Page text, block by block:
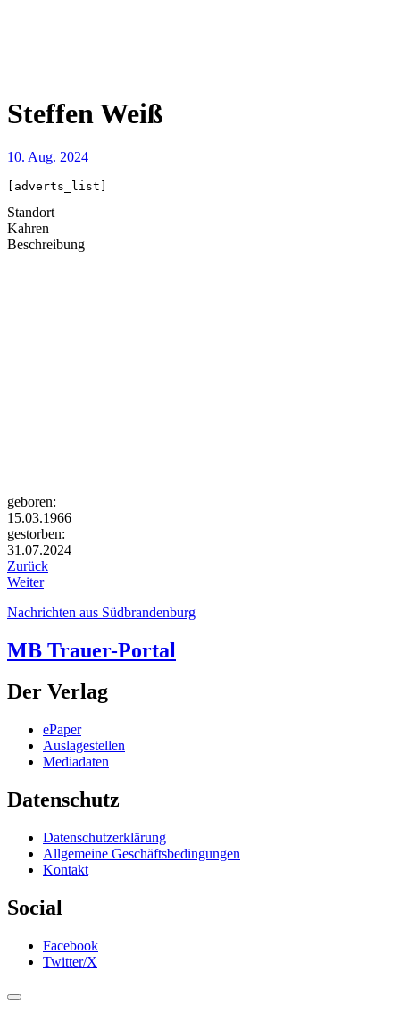
Steffen Weiß
10. Aug. 2024
[adverts_list]
Standort
Kahren
Beschreibung
geboren:
15.03.1966
gestorben:
31.07.2024
Zurück
Weiter
Nachrichten aus Südbrandenburg
MB Trauer-Portal
Der Verlag
ePaper
Auslagestellen
Mediadaten
Datenschutz
Datenschutzerklärung
Allgemeine Geschäftsbedingungen
Kontakt
Social
Facebook
Twitter/X